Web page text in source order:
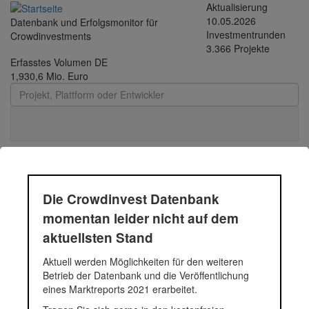
Direkt zum Inhalt
Datenbank und Erfolgsmonitor für
Crowdinvestments
Aktualisierung
10.05.2026
Investmentrunden
3.366 Projekte
Erfasstes Volumen DE
1,930,6 Mio. Euro
Asien mit allen Sinnen
genießen - coa Holding
GmbH
Die coa Holding GmbH wurde 2007 gegründet und hat ihren Sitz
in Frankfurt am Main. Dort wurde bereits 2005 von der coa
Die Crowdinvest Datenbank
momentan leider nicht auf dem
aktuellsten Stand
Aktuell werden Möglichkeiten für den weiteren
Betrieb der Datenbank und die Veröffentlichung
eines Marktreports 2021 erarbeitet.